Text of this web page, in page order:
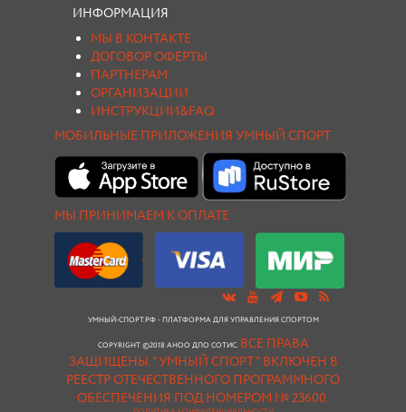
ИНФОРМАЦИЯ
МЫ В КОНТАКТЕ
ДОГОВОР ОФЕРТЫ
ПАРТНЕРАМ
ОРГАНИЗАЦИИ
ИНСТРУКЦИИ&FAQ
МОБИЛЬНЫЕ ПРИЛОЖЕНИЯ УМНЫЙ СПОРТ
МЫ ПРИНИМАЕМ К ОПЛАТЕ
УМНЫЙ-СПОРТ.РФ - ПЛАТФОРМА ДЛЯ УПРАВЛЕНИЯ СПОРТОМ
COPYRIGHT ©2018 АНОО ДПО СОТИС. ВСЕ ПРАВА
ЗАЩИЩЕНЫ."УМНЫЙ СПОРТ " ВКЛЮЧЕН В
РЕЕСТР ОТЕЧЕСТВЕННОГО ПРОГРАММНОГО
ОБЕСПЕЧЕНИЯ ПОД НОМЕРОМ № 23600.